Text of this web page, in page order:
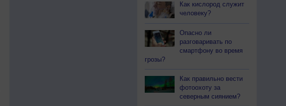
Как кислород служит
человеку?
Опасно ли
разговаривать по
смартфону во время
грозы?
Как правильно вести
фотоохоту за
северным сиянием?